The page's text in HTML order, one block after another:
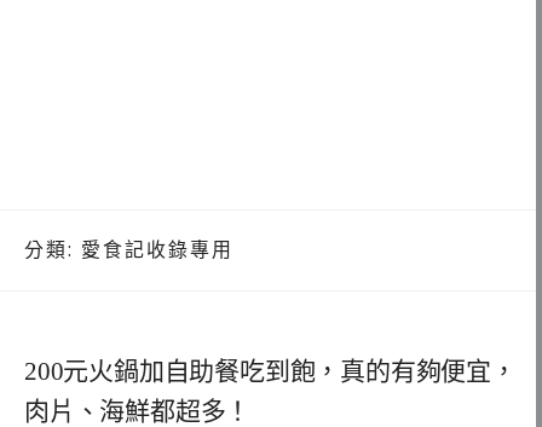
分類: 愛食記收錄專用
200元火鍋加自助餐吃到飽，真的有夠便宜，
肉片、海鮮都超多！